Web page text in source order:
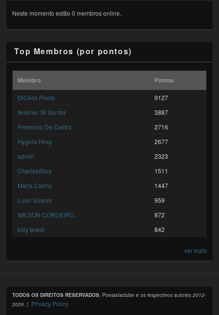
Neste momento estão 0 membros online.
Top Membros (por pontos)
Membro Pontos
DiCello Poeta
9127
António Tê Santos
3887
Frederico De Castro
2716
Hygora Hoxy
2677
admin
2323
CharlesSilva
1511
Maria Carmo
1447
Luan Soares
959
WILSON CORDEIRO...
872
billy brasil
842
ver mais
TODOS OS DIREITOS RESERVADOS: Poesiafaclube e os respectivos autores2012-
2026. | Privacy Policy